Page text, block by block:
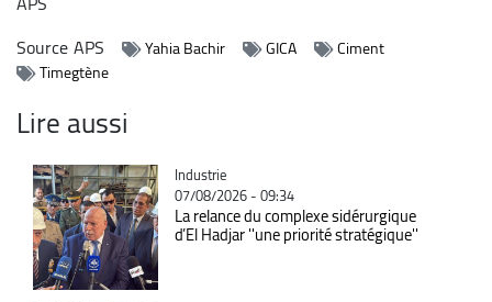
SourceAPS Yahia Bachir GICA
Ciment
Timegtène
Lire aussi
Catégorie
Industrie
07/08/2026 - 09:34
La relance du complexe sidérurgique
d’El Hadjar ''une priorité stratégique''